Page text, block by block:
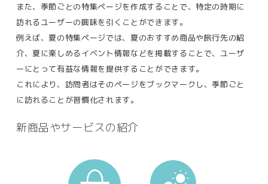
また、季節ごとの特集ページを作成することで、特定の時期に
訪れるユーザーの興味を引くことができます。
例えば、夏の特集ページでは、夏のおすすめ商品や旅行先の紹
介、夏に楽しめるイベント情報などを掲載することで、ユーザ
ーにとって有益な情報を提供することができます。
これにより、訪問者はそのページをブックマークし、季節ごと
に訪れることが習慣化されます。
新商品やサービスの紹介